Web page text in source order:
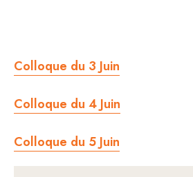
Colloque du 3 Juin
Colloque du 4 Juin
Colloque du 5 Juin